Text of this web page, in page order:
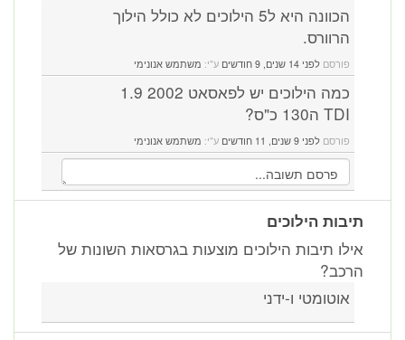
הכוונה היא ל5 הילוכים לא כולל הילוך
הרוורס.
פורסם לפני 14 שנים, 9 חודשים ע"י: משתמש אנונימי
כמה הילוכים יש לפאסאט 2002 1.9
TDI ה130 כ"ס?
פורסם לפני 9 שנים, 11 חודשים ע"י: משתמש אנונימי
תיבות הילוכים
אילו תיבות הילוכים מוצעות בגרסאות השונות של
הרכב?
אוטומטי ו-ידני